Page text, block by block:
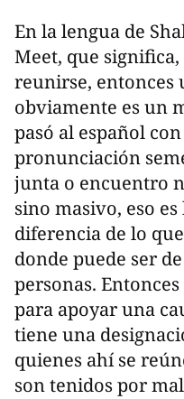
En la lengua de
Meet, que
reunirse, entonces
obviamente es un
pasó al español
pronunciación
junta o encuentro
sino masivo, eso
diferencia de lo
donde puede ser
personas.
para apoyar una
tiene una
quienes ahí se
son tenidos por